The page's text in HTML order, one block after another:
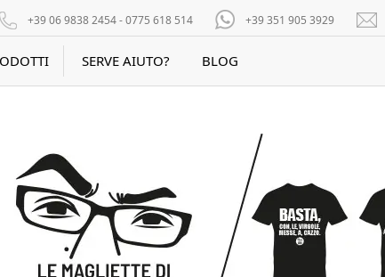
+39 06 9838 2454 - 0775 618 514 +39 351 905 3929
SERVE AIUTO? BLOG